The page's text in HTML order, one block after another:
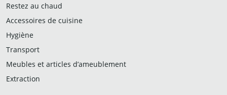
Restez au chaud
Accessoires de cuisine
Hygiène
Transport
Meubles et articles d’ameublement
Extraction